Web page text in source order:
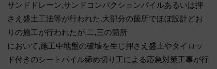
サンドドレーン,サンドコンパクションパイルあるいは押
さえ盛土工法等が行われた.大部分の箇所でほぼ設計どお
りの施工が行われたが,二,三の箇所
において,施工中地盤の破壊を生じ押さえ盛土やタイロッ
ド付きのシートパイル締め切り工による応急対策工事が行